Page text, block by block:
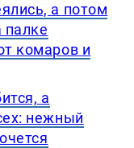
а потом
палке
комаров и
а
нежный